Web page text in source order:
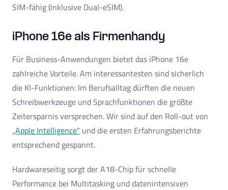
SIM-fähig (inklusive Dual-eSIM).
iPhone 16e als Firmenhandy
Für Business-Anwendungen bietet das iPhone 16e
zahlreiche Vorteile. Am interessantesten sind sicherlich
die KI-Funktionen: Im Berufsalltag dürften die neuen
Schreibwerkzeuge und Sprachfunktionen die größte
Zeitersparnis versprechen. Wir sind auf den Roll-out von
„Apple Intelligence“ und die ersten Erfahrungsberichte
entsprechend gespannt.
Hardwareseitig sorgt der A18-Chip für schnelle
Performance bei Multitasking und datenintensiven